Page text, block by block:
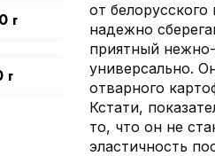
г
г
от
надежно
приятный
универсально.
отварного
Кстати,
то, что он не
эластичность